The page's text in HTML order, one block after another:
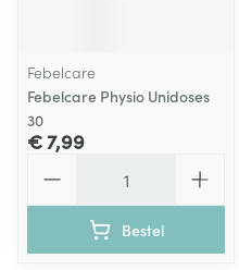
Febelcare
Febelcare Physio Unidoses
30
€ 7,99
Bestel